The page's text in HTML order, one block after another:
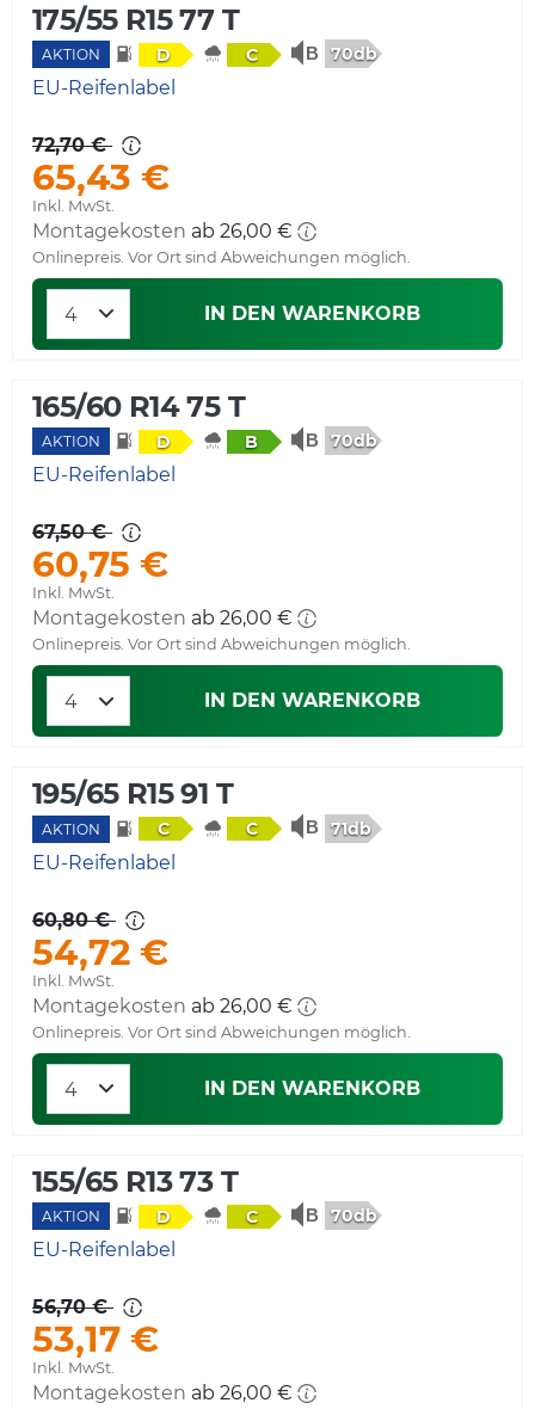
175/55 R15 77 T
AKTION D C 70db
EU-Reifenlabel
72,70 €
65,43 €
Inkl. MwSt.
Montagekosten ab 26,00 €
Onlinepreis. Vor Ort sind Abweichungen möglich.
IN DEN WARENKORB
165/60 R14 75 T
AKTION D B 70db
EU-Reifenlabel
67,50 €
60,75 €
Inkl. MwSt.
Montagekosten ab 26,00 €
Onlinepreis. Vor Ort sind Abweichungen möglich.
IN DEN WARENKORB
195/65 R15 91 T
AKTION C C 71db
EU-Reifenlabel
60,80 €
54,72 €
Inkl. MwSt.
Montagekosten ab 26,00 €
Onlinepreis. Vor Ort sind Abweichungen möglich.
IN DEN WARENKORB
155/65 R13 73 T
AKTION D C 70db
EU-Reifenlabel
56,70 €
53,17 €
Inkl. MwSt.
Montagekosten ab 26,00 €